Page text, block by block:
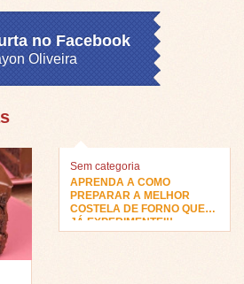
no Facebook
Oliveira
Sem categoria
APRENDA A COMO
PREPARAR A MELHOR
COSTELA DE FORNO QUE
JÁ EXPERIMENTEI!!